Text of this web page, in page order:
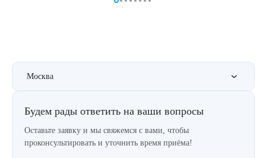
Москва
Будем рады ответить на ваши вопросы
Оставьте заявку и мы свяжемся с вами, чтобы
проконсультировать и уточнить время приёма!